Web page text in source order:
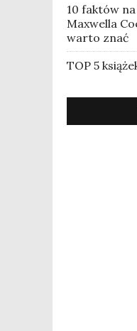
10 faktów
Maxwella
warto znać
TOP 5